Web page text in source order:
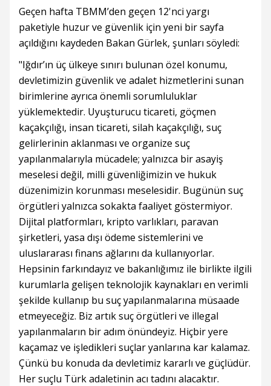
Geçen hafta TBMM’den geçen 12'nci yargı
paketiyle huzur ve güvenlik için yeni bir sayfa
açıldığını kaydeden Bakan Gürlek, şunları söyledi:
"Iğdır’ın üç ülkeye sınırı bulunan özel konumu,
devletimizin güvenlik ve adalet hizmetlerini sunan
birimlerine ayrıca önemli sorumluluklar
yüklemektedir. Uyuşturucu ticareti, göçmen
kaçakçılığı, insan ticareti, silah kaçakçılığı, suç
gelirlerinin aklanması ve organize suç
yapılanmalarıyla mücadele; yalnızca bir asayiş
meselesi değil, milli güvenliğimizin ve hukuk
düzenimizin korunması meselesidir. Bugünün suç
örgütleri yalnızca sokakta faaliyet göstermiyor.
Dijital platformları, kripto varlıkları, paravan
şirketleri, yasa dışı ödeme sistemlerini ve
uluslararası finans ağlarını da kullanıyorlar.
Hepsinin farkındayız ve bakanlığımız ile birlikte ilgili
kurumlarla gelişen teknolojik kaynakları en verimli
şekilde kullanıp bu suç yapılanmalarına müsaade
etmeyeceğiz. Biz artık suç örgütleri ve illegal
yapılanmaların bir adım önündeyiz. Hiçbir yere
kaçamaz ve işledikleri suçlar yanlarına kar kalamaz.
Çünkü bu konuda da devletimiz kararlı ve güçlüdür.
Her suçlu Türk adaletinin acı tadını alacaktır.